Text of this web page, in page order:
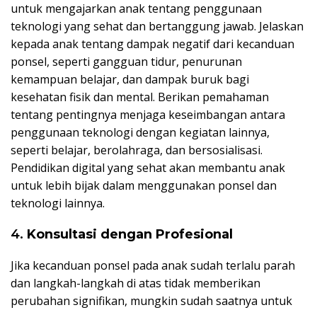
untuk mengajarkan anak tentang penggunaan
teknologi yang sehat dan bertanggung jawab. Jelaskan
kepada anak tentang dampak negatif dari kecanduan
ponsel, seperti gangguan tidur, penurunan
kemampuan belajar, dan dampak buruk bagi
kesehatan fisik dan mental. Berikan pemahaman
tentang pentingnya menjaga keseimbangan antara
penggunaan teknologi dengan kegiatan lainnya,
seperti belajar, berolahraga, dan bersosialisasi.
Pendidikan digital yang sehat akan membantu anak
untuk lebih bijak dalam menggunakan ponsel dan
teknologi lainnya.
4. Konsultasi dengan Profesional
Jika kecanduan ponsel pada anak sudah terlalu parah
dan langkah-langkah di atas tidak memberikan
perubahan signifikan, mungkin sudah saatnya untuk